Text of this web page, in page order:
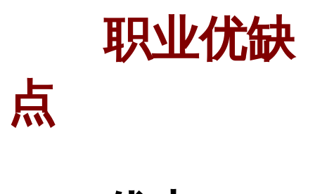
职业优缺
点